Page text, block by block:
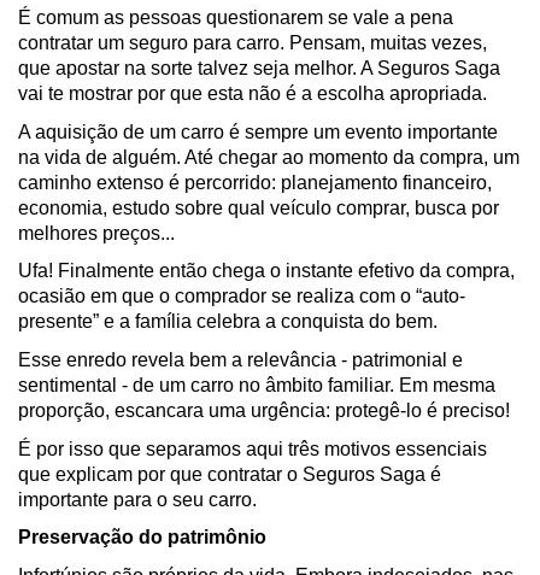
É comum as pessoas questionarem se vale a pena
contratar um seguro para carro. Pensam, muitas vezes,
que apostar na sorte talvez seja melhor. A Seguros Saga
vai te mostrar por que esta não é a escolha apropriada.
A aquisição de um carro é sempre um evento importante
na vida de alguém. Até chegar ao momento da compra, um
caminho extenso é percorrido: planejamento financeiro,
economia, estudo sobre qual veículo comprar, busca por
melhores preços...
Ufa! Finalmente então chega o instante efetivo da compra,
ocasião em que o comprador se realiza com o “auto-
presente” e a família celebra a conquista do bem.
Esse enredo revela bem a relevância - patrimonial e
sentimental - de um carro no âmbito familiar. Em mesma
proporção, escancara uma urgência: protegê-lo é preciso!
É por isso que separamos aqui três motivos essenciais
que explicam por que contratar o Seguros Saga é
importante para o seu carro.
Preservação do patrimônio